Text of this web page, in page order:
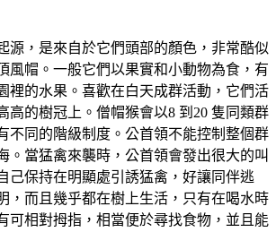
源，是來自於它們頭部的顏色，非常酷似
風帽。一般它們以果實和小動物為食，有
裡的水果。喜歡在白天成群活動，它們活
高的樹冠上。僧帽猴會以8 到20 隻同類群
不同的階級制度。公首領不能控制整個群
。當猛禽來襲時，公首領會發出很大的叫
己保持在明顯處引誘猛禽，好讓同伴逃
，而且幾乎都在樹上生活，只有在喝水時
可相對拇指，相當便於尋找食物，並且能